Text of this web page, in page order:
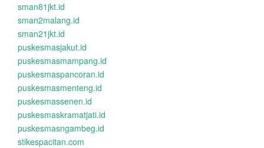
sman81jkt.id
sman2malang.id
sman21jkt.id
puskesmasjakut.id
puskesmasmampang.id
puskesmaspancoran.id
puskesmasmenteng.id
puskesmassenen.id
puskesmaskramatjati.id
puskesmasngambeg.id
stikespacitan.com